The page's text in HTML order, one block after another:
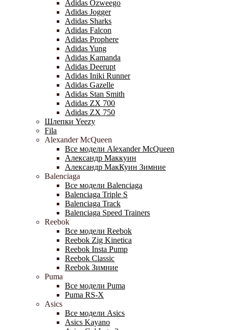
Adidas Ozweego
Adidas Jogger
Adidas Sharks
Adidas Falcon
Adidas Prophere
Adidas Yung
Adidas Kamanda
Adidas Deerupt
Adidas Iniki Runner
Adidas Gazelle
Adidas Stan Smith
Adidas ZX 700
Adidas ZX 750
Шлепки Yeezy
Fila
Alexander McQueen
Все модели Alexander McQueen
Александр Маккуин
Александр МакКуин Зимние
Balenciaga
Все модели Balenciaga
Balenciaga Triple S
Balenciaga Track
Balenciaga Speed Trainers
Reebok
Все модели Reebok
Reebok Zig Kinetica
Reebok Insta Pump
Reebok Classic
Reebok Зимние
Puma
Все модели Puma
Puma RS-X
Asics
Все модели Asics
Asics Kayano